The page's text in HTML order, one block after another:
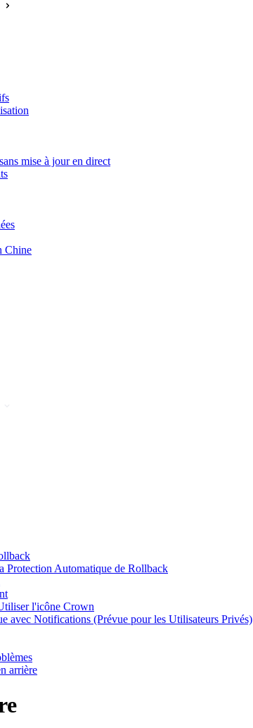
mise à jour en direct
Chine
Protection Automatique de Rollback
l'icône Crown
avec Notifications (Prévue pour les Utilisateurs Privés)
arrière